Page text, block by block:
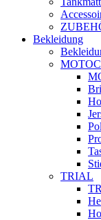
Bekleidung
TRIAL